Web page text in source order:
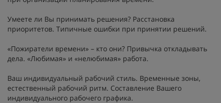
Умеете ли Вы принимать решения? Расстановка
приоритетов. Типичные ошибки при принятии решений.
«Пожиратели времени» – кто они? Привычка откладывать
дела. «Любимая» и «нелюбимая» работа.
Ваш индивидуальный рабочий стиль. Временные зоны,
естественный рабочий ритм. Составление Вашего
индивидуального рабочего графика.